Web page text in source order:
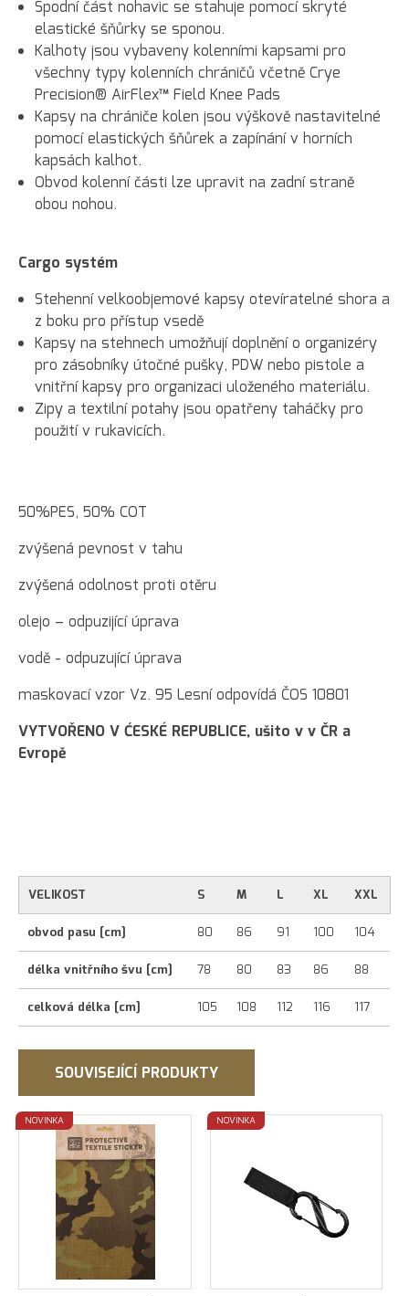
Spodní část nohavic se stahuje pomocí skryté
elastické šňůrky se sponou.
Kalhoty jsou vybaveny kolenními kapsami pro
všechny typy kolenních chráničů včetně Crye
Precision® AirFlex™ Field Knee Pads
Kapsy na chrániče kolen jsou výškově nastavitelné
pomocí elastických šňůrek a zapínání v horních
kapsách kalhot.
Obvod kolenní části lze upravit na zadní straně
obou nohou.
Cargo systém
Stehenní velkoobjemové kapsy otevíratelné shora a
z boku pro přístup vsedě
Kapsy na stehnech umožňují doplnění o organizéry
pro zásobníky útočné pušky, PDW nebo pistole a
vnitřní kapsy pro organizaci uloženého materiálu.
Zipy a textilní potahy jsou opatřeny taháčky pro
použití v rukavicích.
50%PES, 50% COT
zvýšená pevnost v tahu
zvýšená odolnost proti otěru
olejo – odpuzijící úprava
vodě - odpuzující úprava
maskovací vzor Vz. 95 Lesní odpovídá ČOS 10801
VYTVOŘENO V ĆESKÉ REPUBLICE, ušito v v ČR a
Evropě
VELIKOST S M L XL
XXL
obvod pasu [cm]
80 86 91 100
104
délka vnitřního švu [cm]
78 80 83 86
88
celková délka [cm]
105 108 112 116 117
SOUVISEJÍCÍ PRODUKTY
NOVINKA NOVINKA